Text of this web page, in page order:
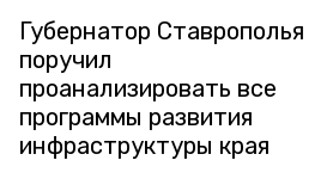
Губернатор Ставрополья
поручил
проанализировать все
программы развития
инфраструктуры края